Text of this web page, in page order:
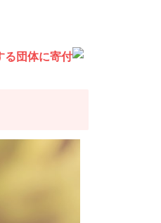
る団体に寄付